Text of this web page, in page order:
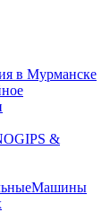
в Мурманске
&
Машины